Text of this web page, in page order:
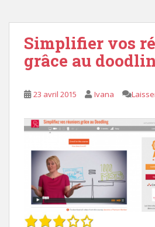
Simplifier vos
grâce au
23 avril 2015 Ivana